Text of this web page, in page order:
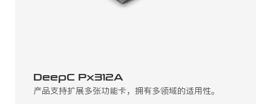
DeepC Px312A
产品支持扩展多张功能卡，拥有多领域的适用性。